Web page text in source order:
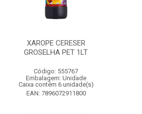
XAROPE CERESER
GROSELHA PET 1LT
Código: 555767
Embalagem: Unidade
Caixa contém 6 unidade(s)
EAN: 7896072911800